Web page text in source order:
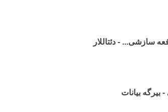
سازشی... - دئتاللار
بیرگه بیانات